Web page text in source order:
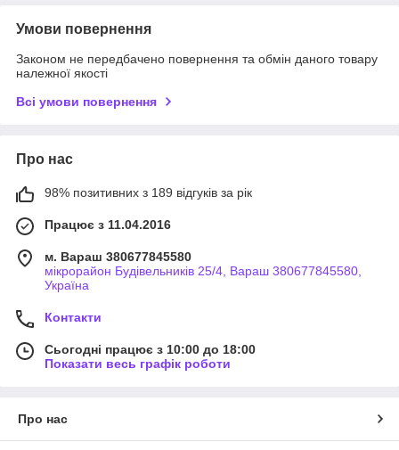
Умови повернення
Законом не передбачено повернення та обмін даного товару
належної якості
Всі умови повернення
Про нас
98% позитивних з 189 відгуків за рік
Працює з 11.04.2016
м. Вараш 380677845580
мікрорайон Будівельників 25/4, Вараш 380677845580,
Україна
Контакти
Сьогодні працює з 10:00 до 18:00
Показати весь графік роботи
Про нас